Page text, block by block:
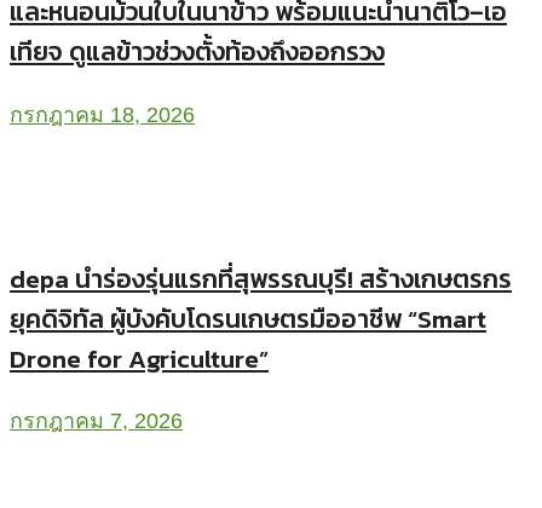
และหนอนม้วนใบในนาข้าว พร้อมแนะนำนาติโว–เอ
เทียจ ดูแลข้าวช่วงตั้งท้องถึงออกรวง
กรกฎาคม 18, 2026
depa นำร่องรุ่นแรกที่สุพรรณบุรี! สร้างเกษตรกร
ยุคดิจิทัล ผู้บังคับโดรนเกษตรมืออาชีพ “Smart
Drone for Agriculture”
กรกฎาคม 7, 2026